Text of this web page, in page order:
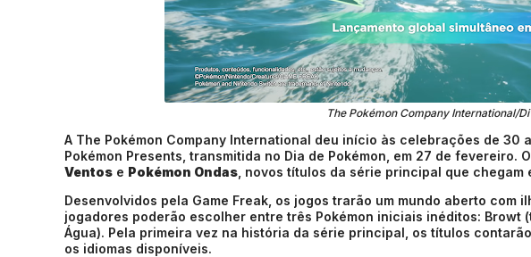
The Pokémon Company International/
A The Pokémon Company International deu início às celebrações de 30
Pokémon Presents, transmitida no Dia de Pokémon, em 27 de
Ventos e Pokémon Ondas , novos títulos da série principal que
Desenvolvidos pela Game Freak , os jogos trarão um mundo aberto com
jogadores poderão escolher entre três Pokémon iniciais inéditos: Browt
Água). Pela primeira vez na história da série principal, os títulos
os idiomas disponíveis.